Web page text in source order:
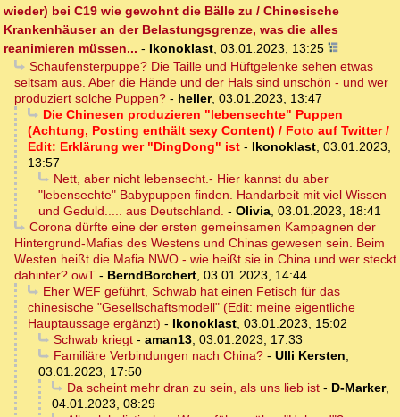
wieder) bei C19 wie gewohnt die Bälle zu / Chinesische
Krankenhäuser an der Belastungsgrenze, was die alles
reanimieren müssen... - Ikonoklast 03.01.2023, 13:25
Schaufensterpuppe? Die Taille und Hüftgelenke sehen etwas
seltsam aus. Aber die Hände und der Hals sind unschön - und wer
produziert solche Puppen? - heller, 03.01.2023, 13:47
Die Chinesen produzieren "lebensechte" Puppen
(Achtung, Posting enthält sexy Content) / Foto auf Twitter /
Edit: Erklärung wer "DingDong" ist - Ikonoklast 03.01.2023,
13:57
Nett, aber nicht lebensecht.- Hier kannst du aber
"lebensechte" Babypuppen finden. Handarbeit mit viel Wissen
und Geduld..... aus Deutschland. - Olivia 03.01.2023, 18:41
Corona dürfte eine der ersten gemeinsamen Kampagnen der
Hintergrund-Mafias des Westens und Chinas gewesen sein. Beim
Westen heißt die Mafia NWO - wie heißt sie in China und wer steckt
dahinter? owT - BerndBorchert 03.01.2023, 14:44
Eher WEF geführt, Schwab hat einen Fetisch für das
chinesische "Gesellschaftsmodell" (Edit: meine eigentliche
Hauptaussage ergänzt) - Ikonoklast 03.01.2023, 15:02
Schwab kriegt- aman13, 03.01.2023, 17:33
Familiäre Verbindungen nach China?- Ulli Kersten
03.01.2023, 17:50
Da scheint mehr dran zu sein, als uns lieb ist- D-Marker,
04.01.2023, 08:29